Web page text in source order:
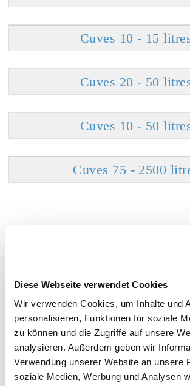
Diese Webseite verwendet Cookies
Wir verwenden Cookies, um Inhalte und
personalisieren, Funktionen für soziale
zu können und die Zugriffe auf unsere
analysieren. Außerdem geben wir
Verwendung unserer Website an unsere
soziale Medien, Werbung und Analysen
Cuves 10 - 15
Cuves 20 - 50
Cuves 10 - 50
Cuves 75 - 2500
Récipients spéciaux et
Cuves pivotantes
Cuves